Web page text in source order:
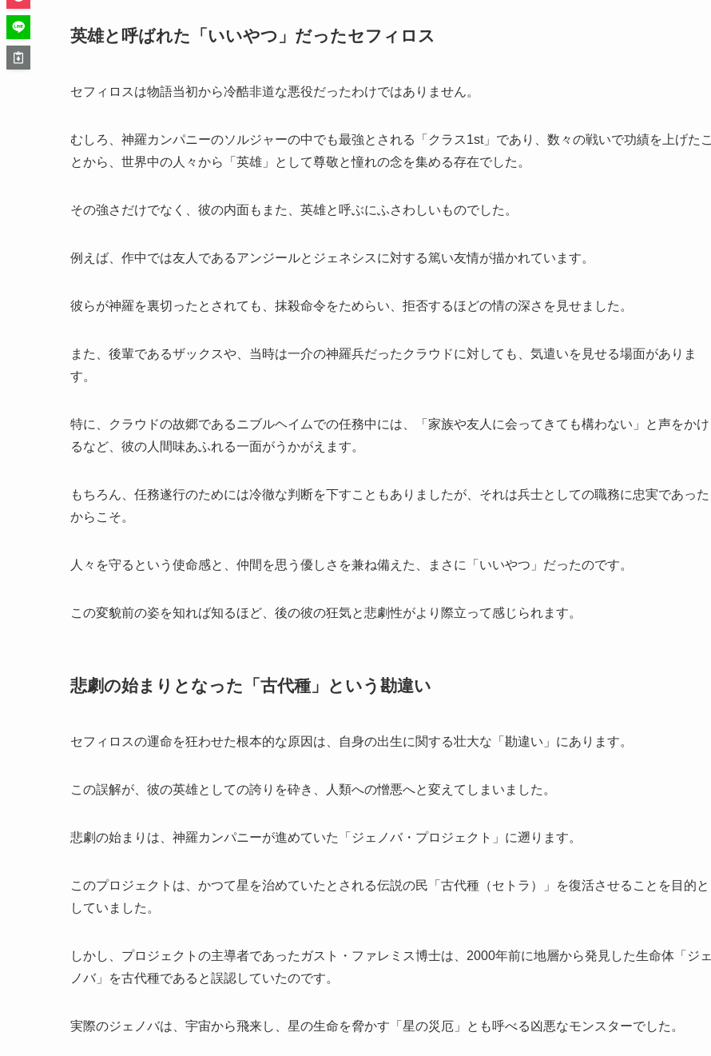
英雄と呼ばれた「いいやつ」だったセフィロス
セフィロスは物語当初から冷酷非道な悪役だったわけではありません。
むしろ、神羅カンパニーのソルジャーの中でも最強とされる「クラス1st」であり、数々の戦いで功績を上げたこ
とから、世界中の人々から「英雄」として尊敬と憧れの念を集める存在でした。
その強さだけでなく、彼の内面もまた、英雄と呼ぶにふさわしいものでした。
例えば、作中では友人であるアンジールとジェネシスに対する篤い友情が描かれています。
彼らが神羅を裏切ったとされても、抹殺命令をためらい、拒否するほどの情の深さを見せました。
また、後輩であるザックスや、当時は一介の神羅兵だったクラウドに対しても、気遣いを見せる場面がありま
す。
特に、クラウドの故郷であるニブルヘイムでの任務中には、「家族や友人に会ってきても構わない」と声をかけ
るなど、彼の人間味あふれる一面がうかがえます。
もちろん、任務遂行のためには冷徹な判断を下すこともありましたが、それは兵士としての職務に忠実であった
からこそ。
人々を守るという使命感と、仲間を思う優しさを兼ね備えた、まさに「いいやつ」だったのです。
この変貌前の姿を知れば知るほど、後の彼の狂気と悲劇性がより際立って感じられます。
悲劇の始まりとなった「古代種」という勘違い
セフィロスの運命を狂わせた根本的な原因は、自身の出生に関する壮大な「勘違い」にあります。
この誤解が、彼の英雄としての誇りを砕き、人類への憎悪へと変えてしまいました。
悲劇の始まりは、神羅カンパニーが進めていた「ジェノバ・プロジェクト」に遡ります。
このプロジェクトは、かつて星を治めていたとされる伝説の民「古代種（セトラ）」を復活させることを目的と
していました。
しかし、プロジェクトの主導者であったガスト・ファレミス博士は、2000年前に地層から発見した生命体「ジェ
ノバ」を古代種であると誤認していたのです。
実際のジェノバは、宇宙から飛来し、星の生命を脅かす「星の災厄」とも呼べる凶悪なモンスターでした。